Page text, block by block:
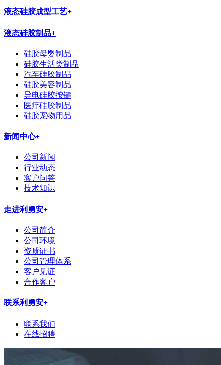
液态硅胶成型工艺+
液态硅胶制品+
硅胶母婴制品
硅胶生活类制品
汽车硅胶制品
硅胶美容制品
导电硅胶按键
医疗硅胶制品
硅胶宠物用品
新闻中心+
公司新闻
行业动态
客户问答
技术知识
走进利勇安+
公司简介
公司环境
资质证书
公司管理体系
客户见证
合作客户
联系利勇安+
联系我们
在线招聘